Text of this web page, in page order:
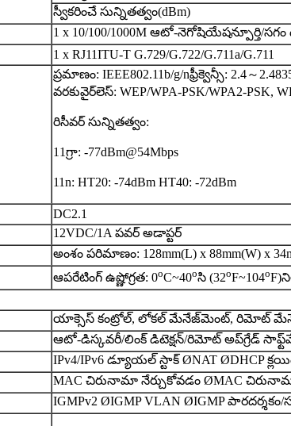
స్వీకరించే సున్నితత్వం(dBm)
1 x 10/100/1000M ఆటో-నెగోషియేషన్పూర్తి/
1 x RJ11ITU-T G.729/G.722/G.711a/G.711
ప్రమాణం: IEEE802.11b/g/nఫ్రీక్వెన్సీ: 2.4～
వరకువైర్‌లెస్: WEP/WPA-PSK/WPA2-PSK,
రిసీవర్ సున్నితత్వం:
11గ్రా: -77dBm@54Mbps
11n: HT20: -74dBm HT40: -72dBm
DC2.1
12VDC/1A పవర్ అడాప్టర్
అంశం పరిమాణం: 128mm(L) x 88mm(W) x
ఆపరేటింగ్ ఉష్ణోగ్రత: 0oC~40oసి (32oF~104oF)
యాక్సెస్ కంట్రోల్, లోకల్ మేనేజ్‌మెంట్, రిమోట్
ఆటో-డిస్కవరీ/లింక్ డిటెక్షన్/రిమోట్ అప్‌గ్రేడ్
IPv4/IPv6 డ్యూయల్ స్టాక్ ØNAT ØDHCP
MAC చిరునామా నేర్చుకోవడం ØMAC
IGMPv2 ØIGMP VLAN ØIGMP పారదర్శకం/